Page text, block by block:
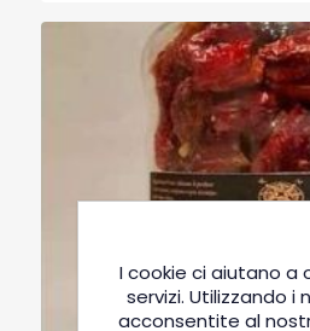
I cookie ci aiutano a
servizi. Utilizzando i
acconsentite al